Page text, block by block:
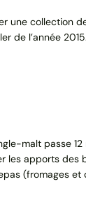
une collection
de l’année
malt passe
apports
(fromages